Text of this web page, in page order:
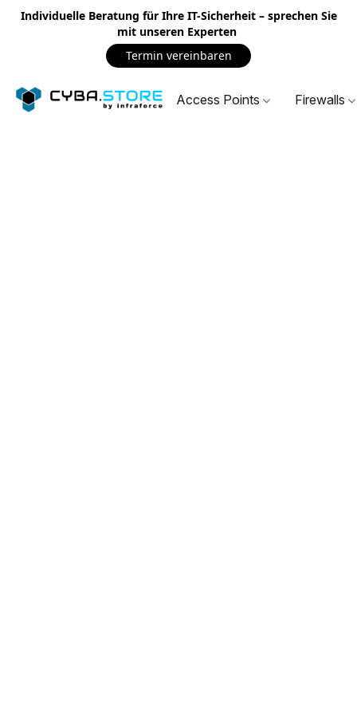
Individuelle Beratung für Ihre IT-Sicherheit – sprechen Sie
mit unseren Experten
Termin vereinbaren
Access Points Firewalls